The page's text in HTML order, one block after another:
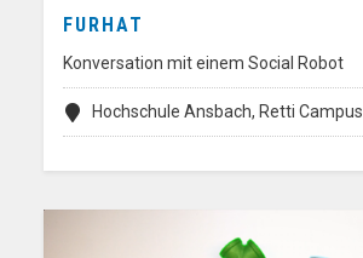
FURHAT
Konversation mit einem Social Robot
Hochschule Ansbach, Retti Campus